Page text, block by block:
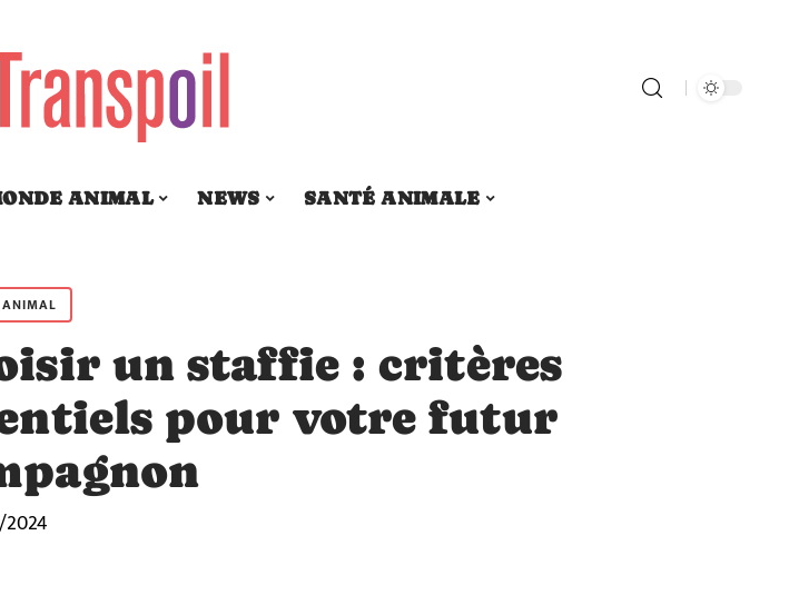
ANIMAL NEWS SANTÉ ANIMALE
un staffie : critères
pour votre futur